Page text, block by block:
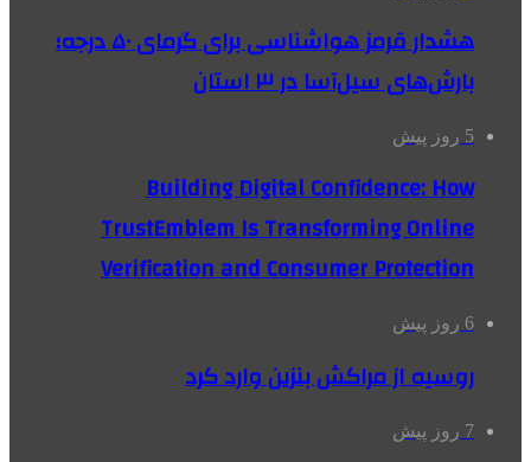
هشدار قرمز هواشناسی برای گرمای ۵۰ درجه؛
بارش‌های سیل‌آسا در ۳ استان
5 روز پیش
Building Digital Confidence: How
TrustEmblem Is Transforming Online
Verification and Consumer Protection
6 روز پیش
روسیه از مراکش بنزین وارد کرد
7 روز پیش